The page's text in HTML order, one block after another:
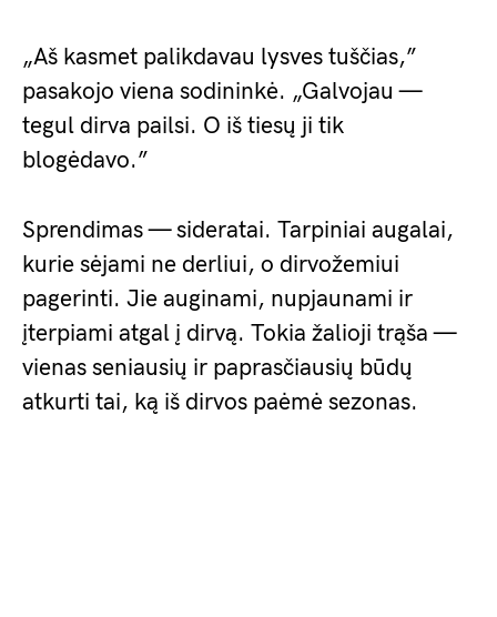
„Aš kasmet palikdavau lysves tuščias,”
pasakojo viena sodininkė. „Galvojau —
tegul dirva pailsi. O iš tiesų ji tik
blogėdavo.”
Sprendimas — sideratai. Tarpiniai augalai,
kurie sėjami ne derliui, o dirvožemiui
pagerinti. Jie auginami, nupjaunami ir
įterpiami atgal į dirvą. Tokia žalioji trąša —
vienas seniausių ir paprasčiausių būdų
atkurti tai, ką iš dirvos paėmė sezonas.